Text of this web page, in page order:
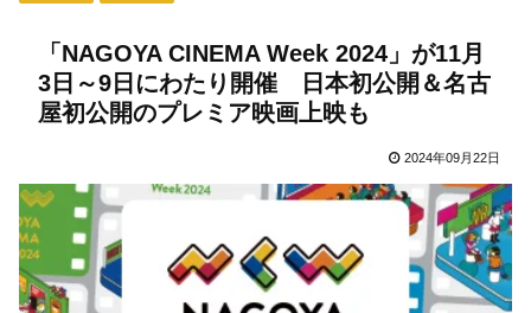
「NAGOYA CINEMA Week 2024」が11月
3日～9日にわたり開催 日本初公開＆名古
屋初公開のプレミア映画上映も
2024年09月22日